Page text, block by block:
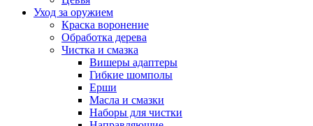
Уход за оружием
Краска воронение
Обработка дерева
Чистка и смазка
Вишеры адаптеры
Гибкие шомполы
Ерши
Масла и смазки
Наборы для чистки